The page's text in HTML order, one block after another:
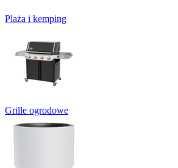
Plaża i kemping
Grille ogrodowe